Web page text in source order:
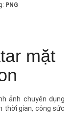
PNG
mặt
ảnh chuyên dụng
thời gian, công sức